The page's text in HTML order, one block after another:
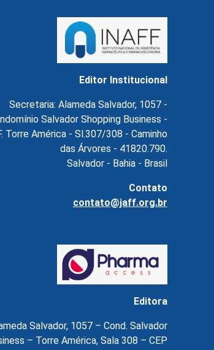
Editor Institucional
Secretaria: Alameda Salvador, 1057 -
Salvador Shopping Business -
Torre América - Sl.307/308 - Caminho
das Árvores - 41820.790.
Salvador - Bahia - Brasil
Contato
contato@jaff.org.br
Editora
Salvador, 1057 – Cond. Salvador
– Torre América, Sala 308 – CEP